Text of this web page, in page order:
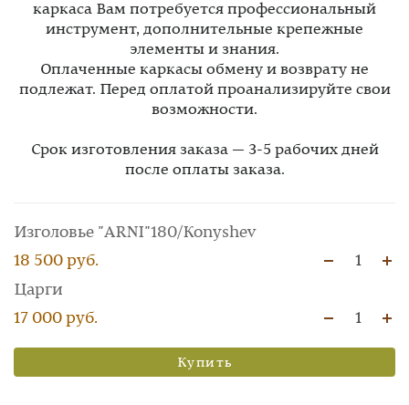
каркаса Вам потребуется профессиональный
инструмент, дополнительные крепежные
элементы и знания.
Оплаченные каркасы обмену и возврату не
подлежат. Перед оплатой проанализируйте свои
возможности.
Срок изготовления заказа — 3-5 рабочих дней
после оплаты заказа.
Изголовье "ARNI"180/Konyshev
18 500 руб.
1
Царги
17 000 руб.
1
Купить